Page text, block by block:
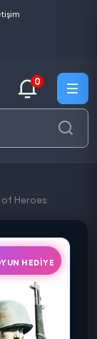
0
Heroes
HEDIYE